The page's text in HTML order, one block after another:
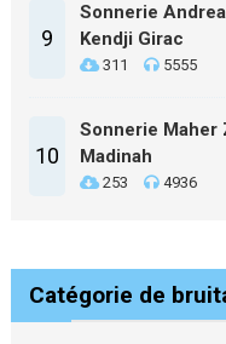
9
Sonnerie
Kendji Girac
311 5555
10
Sonnerie Maher
Madinah
253 4936
Catégorie de